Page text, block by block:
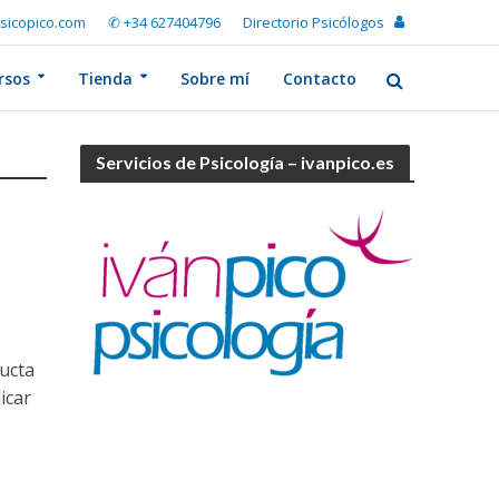
✆ +34 627404796 Directorio Psicólogos
Tienda Sobre mí Contacto
Servicios de Psicología – ivanpico.es